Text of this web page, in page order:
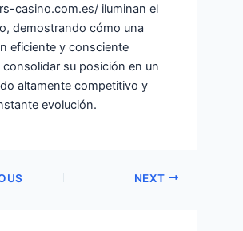
casino.com.es/ iluminan el
demostrando cómo una
eficiente y consciente
consolidar su posición en un
altamente competitivo y
evolución.
NEXT